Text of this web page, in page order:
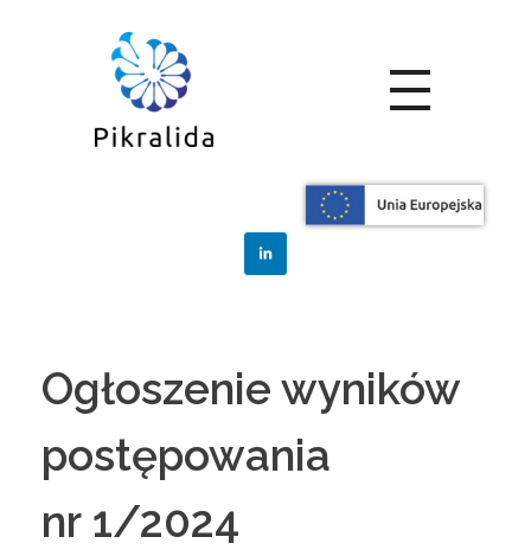
Zamówienia
Posts in category:
Zamówienia
Ogłoszenie wyników
postępowania
nr 1/2024